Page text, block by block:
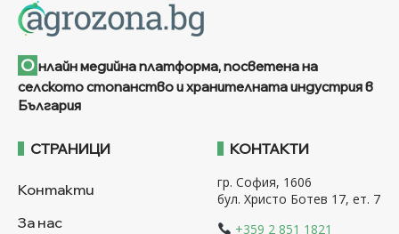
О нлайн медийна платформа, посветена на
селското стопанство и хранителната индустрия в
България
СТРАНИЦИ
Контакти
За нас
КОНТАКТИ
гр. София, 1606
бул. Христо Ботев 17, ет. 7
+359 2 851 1821